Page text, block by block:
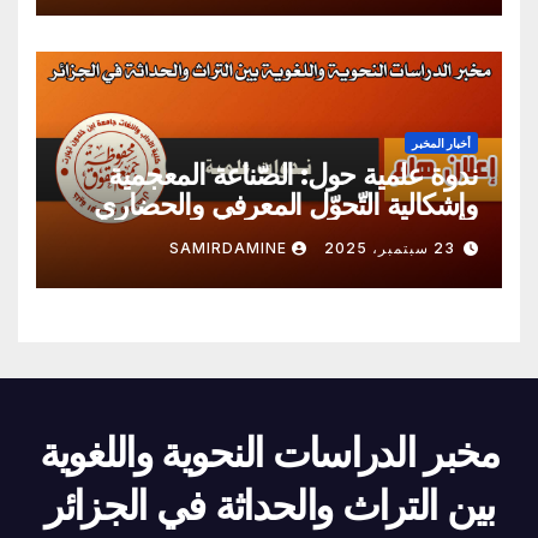
أخبار المخبر
ندوة علمية حول: الصّناعة المعجمية
وإشكالية التّحوّل المعرفي والحضاري
23 سبتمبر، 2025 SAMIRDAMINE
مخبر الدراسات النحوية واللغوية
بين التراث والحداثة في الجزائر